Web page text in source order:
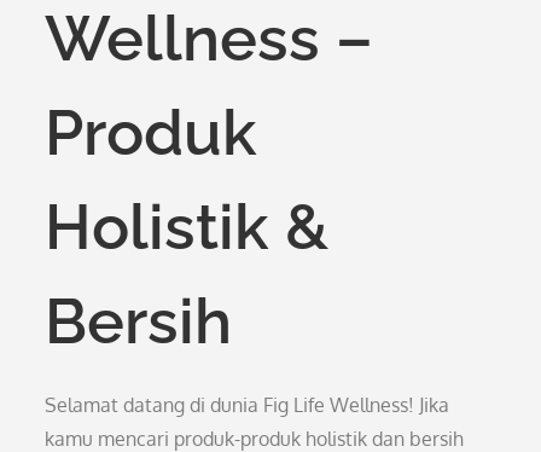
Wellness –
Produk
Holistik &
Bersih
Selamat datang di dunia Fig Life Wellness! Jika
kamu mencari produk-produk holistik dan bersih